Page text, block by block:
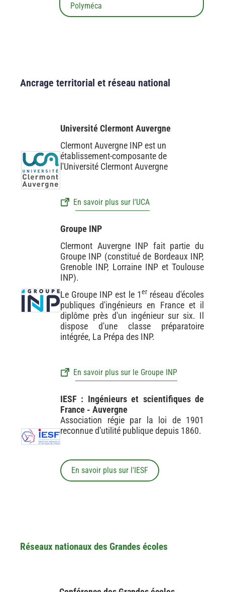
Polyméca
Ancrage territorial et réseau national
Université Clermont Auvergne
Clermont Auvergne INP est un
établissement-composante de
l'Université Clermont Auvergne
En savoir plus sur l'UCA
Groupe INP
Clermont Auvergne INP fait partie du
Groupe INP (constitué de Bordeaux INP,
Grenoble INP, Lorraine INP et Toulouse
INP).
Le Groupe INP est le 1erréseau d'écoles
publiques d'ingénieurs en France et il
diplôme près d'un ingénieur sur six. Il
dispose d'une classe préparatoire
intégrée, La Prépa des INP.
En savoir plus sur le Groupe INP
IESF : Ingénieurs et scientifiques de
France - Auvergne
Association régie par la loi de 1901
reconnue d'utilité publique depuis 1860.
En savoir plus sur l'IESF
Réseaux nationaux des Grandes écoles